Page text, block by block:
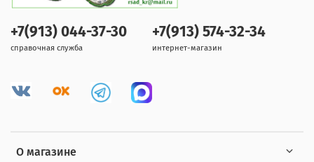
О магазине
+7(913) 044-37-30
справочная служба
+7(913) 574-32-34
интернет-магазин